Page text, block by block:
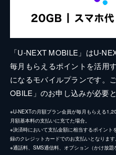
「U-NEXT MOBILE」はU-
毎月もらえるポイントを活用
になるモバイルプランです。
OBILE」のお申し込みが必要と
※U-NEXTの月額プラン会員が毎月もらえる
月額基本料の支払いに充てた場合。
※決済時において支払金額に相当するポイン
録のクレジットカードでのお支払いとなります。
※通話料、SMS通信料、オプション（かけ放題